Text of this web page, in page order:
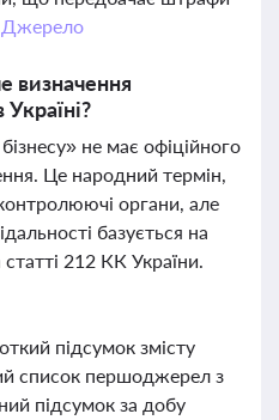
Джерело
визначення
не має офіційного
Це народний термін,
органи, але
базується на
212 КК України.
підсумок змісту
список першоджерел з
підсумок за добу